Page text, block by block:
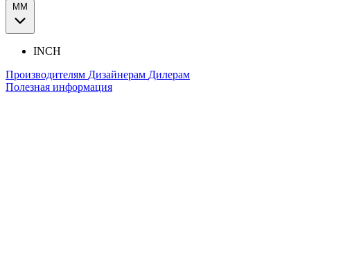
ММ
INCH
Производителям Дизайнерам Дилерам
Полезная информация